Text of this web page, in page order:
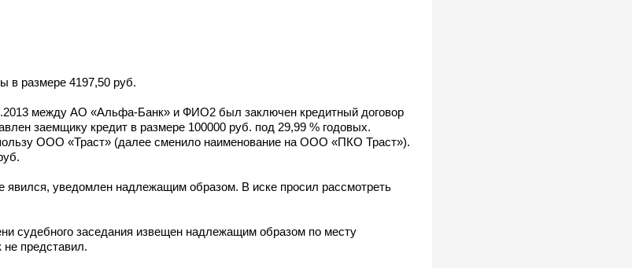
в размере 4197,50 руб.
между АО «Альфа-Банк» и ФИО2 был заключен кредитный договор
заемщику кредит в размере 100000 руб. под 29,99 % годовых.
ООО «Траст» (далее сменило наименование на ООО «ПКО Траст»).
уведомлен надлежащим образом. В иске просил рассмотреть
судебного заседания извещен надлежащим образом по месту
не представил.